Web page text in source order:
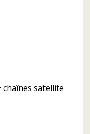
satellite